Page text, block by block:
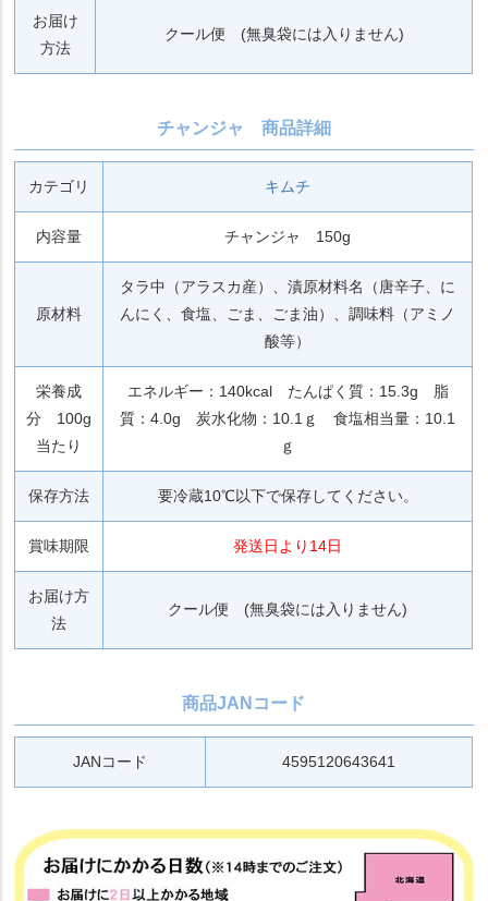
お届け
方法
クール便 (無臭袋には入りません)
チャンジャ 商品詳細
カテゴリ キムチ
内容量 チャンジャ 150g
原材料
タラ中（アラスカ産）、漬原材料名（唐辛子、に
んにく、食塩、ごま、ごま油）、調味料（アミノ
酸等）
栄養成
分 100g
当たり
エネルギー：140kcal たんぱく質：15.3g 脂
質：4.0g 炭水化物：10.1ｇ 食塩相当量：10.1
ｇ
保存方法 要冷蔵10℃以下で保存してください。
賞味期限 発送日より14日
お届け方
法
クール便 (無臭袋には入りません)
商品JANコード
JANコード 4595120643641